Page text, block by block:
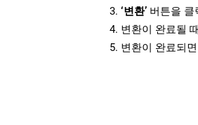
‘변환’ 버튼을 클
변환이 완료될
변환이 완료되